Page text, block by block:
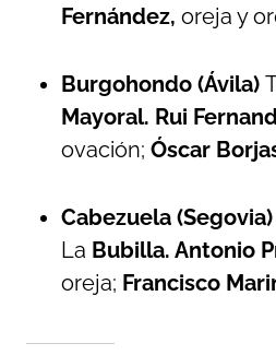
Fernández, oreja y
Burgohondo (Ávila)
Mayoral. Rui
ovación; Óscar
Cabezuela (Segovia)
La Bubilla. Antonio
oreja; Francisco